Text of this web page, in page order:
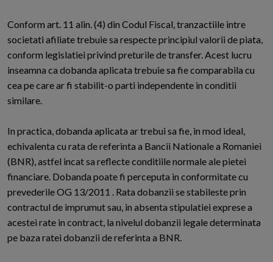
Conform art. 11 alin. (4) din Codul Fiscal, tranzactiile intre
societati afiliate trebuie sa respecte principiul valorii de piata,
conform legislatiei privind preturile de transfer. Acest lucru
inseamna ca dobanda aplicata trebuie sa fie comparabila cu
cea pe care ar fi stabilit-o parti independente in conditii
similare.
In practica, dobanda aplicata ar trebui sa fie, in mod ideal,
echivalenta cu rata de referinta a Bancii Nationale a Romaniei
(BNR), astfel incat sa reflecte conditiile normale ale pietei
financiare. Dobanda poate fi perceputa in conformitate cu
prevederile OG 13/2011 . Rata dobanzii se stabileste prin
contractul de imprumut sau, in absenta stipulatiei exprese a
acestei rate in contract, la nivelul dobanzii legale determinata
pe baza ratei dobanzii de referinta a BNR.